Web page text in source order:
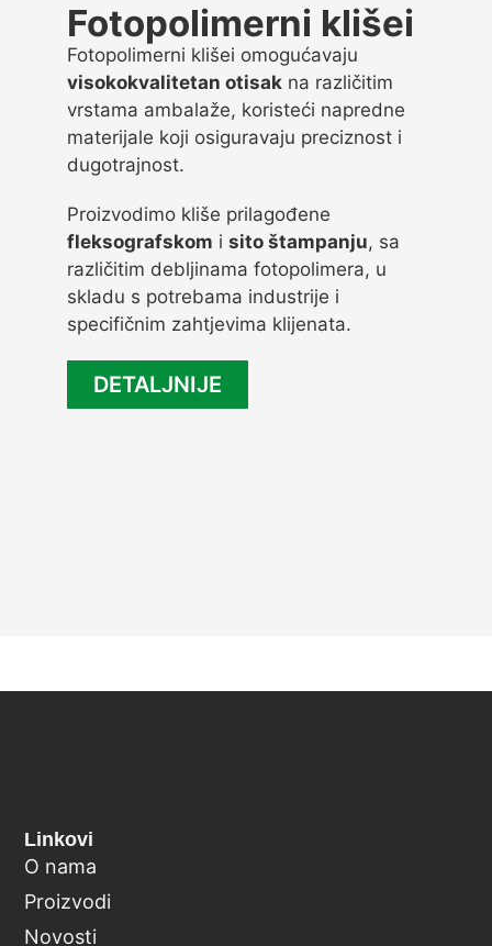
Fotopolimerni klišei
Fotopolimerni klišei omogućavaju
visokokvalitetan otisak na različitim
vrstama ambalaže, koristeći napredne
materijale koji osiguravaju preciznost i
dugotrajnost.
Proizvodimo kliše prilagođene
fleksografskom i sito štampanju, sa
različitim debljinama fotopolimera, u
skladu s potrebama industrije i
specifičnim zahtjevima klijenata.
DETALJNIJE
Linkovi
O nama
Proizvodi
Novosti